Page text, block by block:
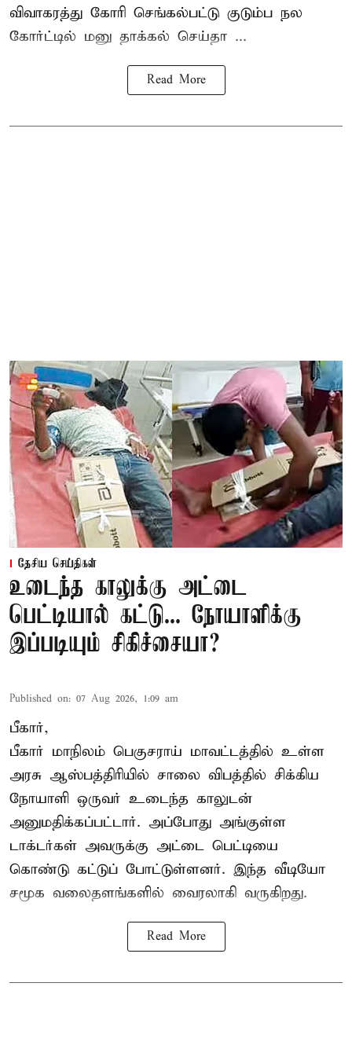
விவாகரத்து கோரி செங்கல்பட்டு குடும்ப நல
கோர்ட்டில் மனு தாக்கல் செய்தா ...
Read More
தேசிய செய்திகள்
உடைந்த காலுக்கு அட்டை
பெட்டியால் கட்டு... நோயாளிக்கு
இப்படியும் சிகிச்சையா?
Published on: 07 Aug 2026, 1:09 am
பீகார்,
பீகார் மாநிலம் பெகுசராய் மாவட்டத்தில் உள்ள
அரசு ஆஸ்பத்திரியில் சாலை விபத்தில் சிக்கிய
நோயாளி ஒருவர் உடைந்த காலுடன்
அனுமதிக்கப்பட்டார். அப்போது அங்குள்ள
டாக்டர்கள் அவருக்கு அட்டை பெட்டியை
கொண்டு கட்டுப் போட்டுள்ளனர். இந்த வீடியோ
சமூக வலைதளங்களில் வைரலாகி வருகிறது.
Read More